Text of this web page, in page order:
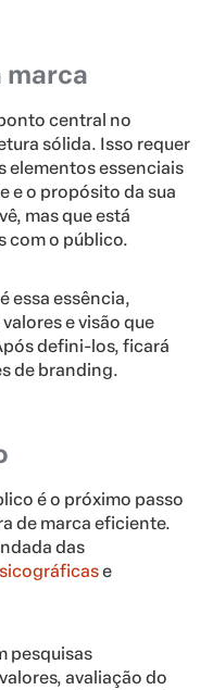
marca
central no
sólida. Isso requer
elementos essenciais
e o propósito da sua
mas que está
com o público.
essa essência,
e visão que
defini-los, ficará
de branding.
é o próximo passo
de marca eficiente.
das
e
pesquisas
avaliação do